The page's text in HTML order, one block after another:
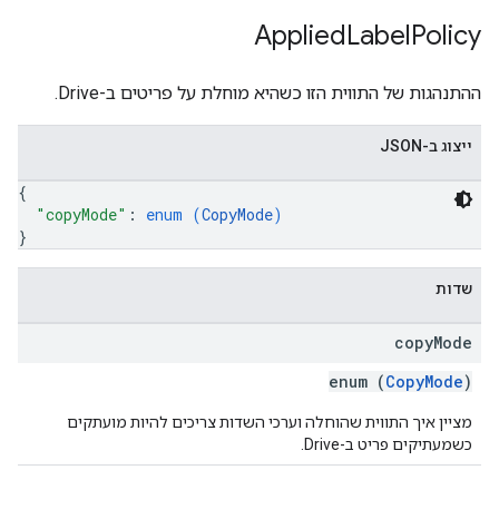
AppliedLabelPolicy
ההתנהגות של התווית הזו כשהיא מוחלת על פריטים ב-Drive.
ייצוג ב-JSON
{
"copyMode" : enum (CopyMode)
}
שדות
copyMode
enum (CopyMode)
מציין איך התווית שהוחלה וערכי השדות צריכים להיות מועתקים
כשמעתיקים פריט ב-Drive.